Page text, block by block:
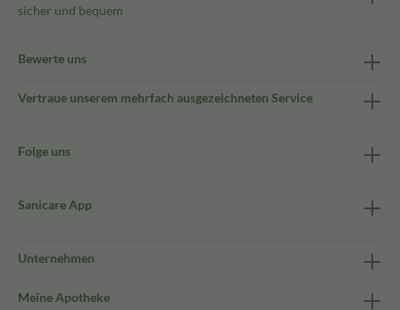
sicher und bequem
Bewerte uns
Vertraue unserem mehrfach ausgezeichneten Service
Folge uns
Sanicare App
Unternehmen
Meine Apotheke